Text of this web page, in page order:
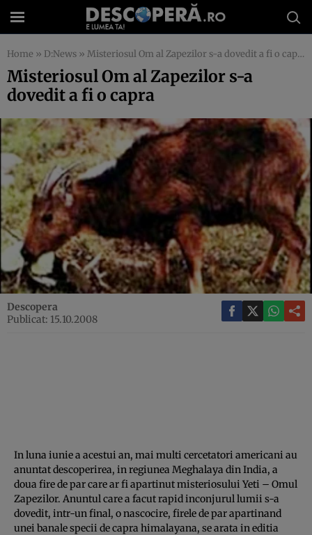
Home » D:News » Misteriosul Om al Zapezilor s-a dovedit a fi o capra
Misteriosul Om al Zapezilor s-a
dovedit a fi o capra
Descopera
Publicat: 15.10.2008
In luna iunie a acestui an, mai multi cercetatori americani au
anuntat descoperirea, in regiunea Meghalaya din India, a
doua fire de par care ar fi apartinut misteriosului Yeti – Omul
Zapezilor. Anuntul care a facut rapid inconjurul lumii s-a
dovedit, intr-un final, o nascocire, firele de par apartinand
unei banale specii de capra himalayana, se arata in editia